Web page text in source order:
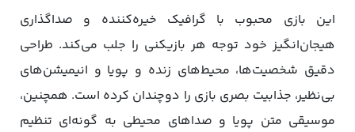
این بازی محبوب با گرافیک خیره‌کننده و صداگذاری
هیجان‌انگیز خود توجه هر بازیکنی را جلب می‌کند. طراحی
دقیق شخصیت‌ها، محیط‌های زنده و پویا و انیمیشن‌های
بی‌نظیر، جذابیت بصری بازی را دوچندان کرده است. همچنین،
موسیقی متن پویا و صداهای محیطی به گونه‌ای تنظیم